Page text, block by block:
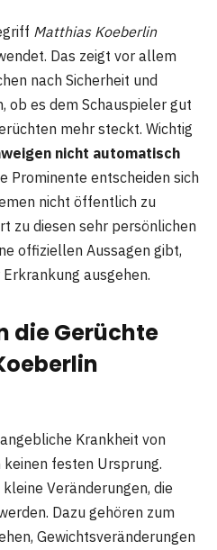
Matthias Koeberlin
Das zeigt vor allem
nach Sicherheit und
ob es dem Schauspieler gut
mehr steckt. Wichtig
nicht automatisch
Prominente entscheiden sich
nicht öffentlich zu
zu diesen sehr persönlichen
offiziellen Aussagen gibt,
ausgehen.
die Gerüchte
Krankheit von
festen Ursprung.
Veränderungen, die
Dazu gehören zum
Gewichtsveränderungen